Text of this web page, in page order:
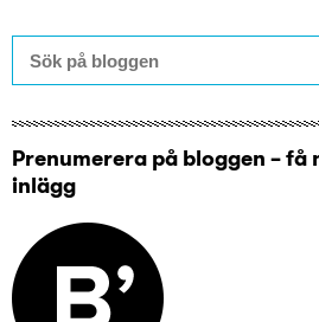
Prenumerera på bloggen – få
inlägg